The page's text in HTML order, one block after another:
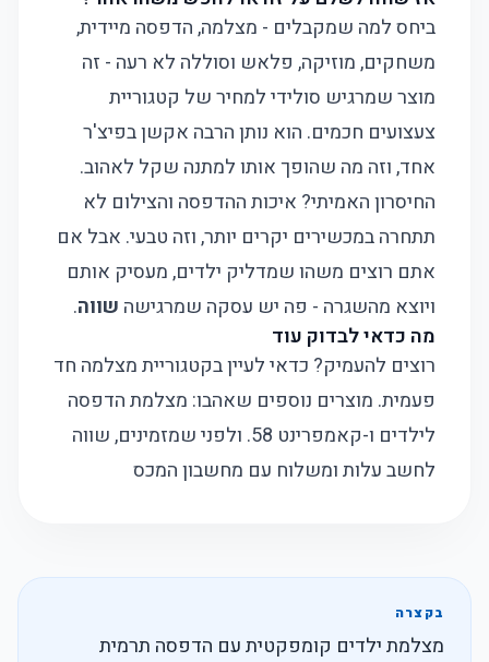
ביחס למה שמקבלים - מצלמה, הדפסה מיידית,
משחקים, מוזיקה, פלאש וסוללה לא רעה - זה
מוצר שמרגיש סולידי למחיר של קטגוריית
צעצועים חכמים. הוא נותן הרבה אקשן בפיצ'ר
אחד, וזה מה שהופך אותו למתנה שקל לאהוב.
החיסרון האמיתי? איכות ההדפסה והצילום לא
תתחרה במכשירים יקרים יותר, וזה טבעי. אבל אם
אתם רוצים משהו שמדליק ילדים, מעסיק אותם
ויוצא מהשגרה - פה יש עסקה שמרגישה שווה.
מה כדאי לבדוק עוד
רוצים להעמיק? כדאי לעיין בקטגורייתמצלמה חד
פעמית. מוצרים נוספים שאהבו: מצלמת הדפסה
לילדים ו-קאמפרינט 58
. ולפני שמזמינים, שווה
לחשב עלות ומשלוח עם מחשבון המכס
בקצרה
מצלמת ילדים קומפקטית עם הדפסה תרמית